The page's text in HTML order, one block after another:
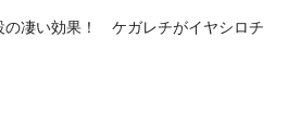
の凄い効果！ ケガレチがイヤシロチ